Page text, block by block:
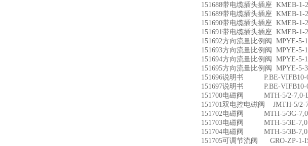
151688带电缆插头插座 KMEB-1-
151689带电缆插头插座 KMEB-1-
151690带电缆插头插座 KMEB-1-
151691带电缆插头插座 KMEB-1-
151692方向流量比例阀 MPYE-5-
151693方向流量比例阀 MPYE-5-
151694方向流量比例阀 MPYE-5-
151695方向流量比例阀 MPYE-5-
151696说明书 P.BE-VIFB10-
151697说明书 P.BE-VIFB10-
151700电磁阀 MTH-5/2-7,0-
151701双电控电磁阀 JMTH-5/2-
151702电磁阀 MTH-5/3G-
151703电磁阀 MTH-5/3E-
151704电磁阀 MTH-5/3B-
151705可调节流阀 GRO-ZP-1-